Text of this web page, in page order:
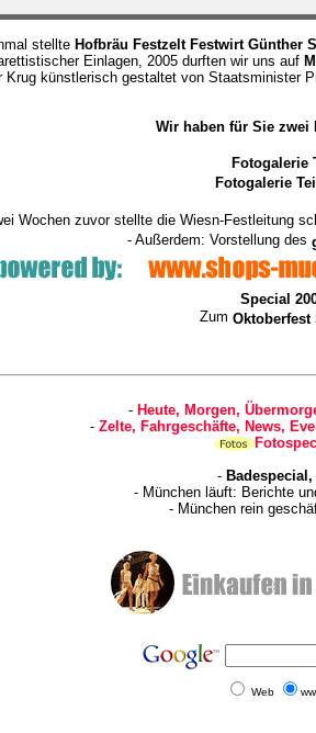
stellteHofbräu Festzelt Festwirt Günther
Einlagen, 2005 durften wir uns auf
Krug künstlerisch gestaltet von Staatsminister
Wir haben für Sie
Fotogalerie
Fotogalerie
Wochen zuvor stellte die Wiesn-Festleitung
- Außerdem: Vorstellung des
Special
Zum Oktoberfest
- Heute, Morgen,
- Zelte, Fahrgeschäfte, News,
-
- München läuft: Berichte
- München rein
Web